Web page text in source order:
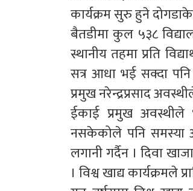
कार्यक्रम सुरु हुने
बैतडीमा कुल ५३८
स्थानीय तहमा प्रति
सत्र आधा भई सक्दा
प्रमुख नरेन्द्रप्रसाद
ईकाई प्रमुख अवस्थीले
नसकेकोले पनि समस्या
लगानी गर्दैन । दिवा
। विश्व खाद्य कार्यक्रमले